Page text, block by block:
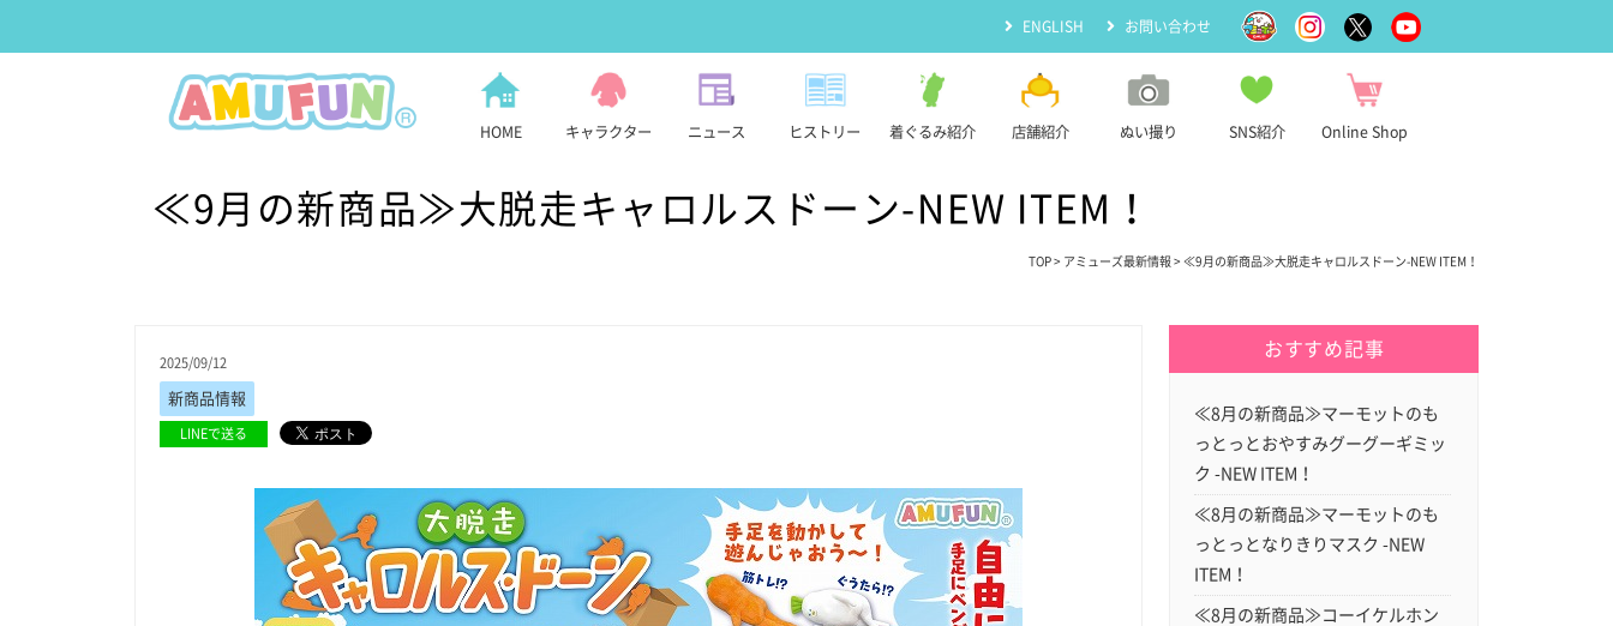
ENGLISH お問い合わせ
HOME キャラクター ニュース ヒストリー 着ぐるみ紹介 店舗紹介 ぬい撮り SNS紹介 Online Shop
≪9月の新商品≫大脱走キャロルスドーン-NEW ITEM！
TOP > アミューズ最新情報 > ≪9月の新商品≫大脱走キャロルスドーン-NEW ITEM！
2025/09/12
新商品情報
LINEで送る
おすすめ記事
≪8月の新商品≫マーモットのも
っとっとおやすみグーグーギミッ
ク -NEW ITEM！
≪8月の新商品≫マーモットのも
っとっとなりきりマスク -NEW
ITEM！
≪8月の新商品≫コーイケルホン